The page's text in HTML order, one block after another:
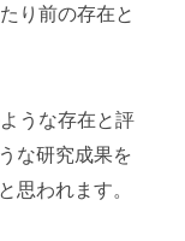
り前の存在と
うな存在と評
な研究成果を
思われます。